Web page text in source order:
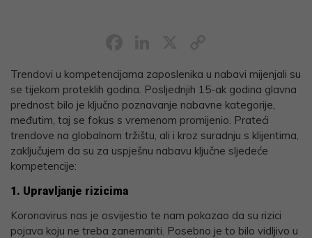
Link
Trendovi u kompetencijama zaposlenika u nabavi mijenjali su
se tijekom proteklih godina. Posljednjih 15-ak godina glavna
prednost bilo je ključno poznavanje nabavne kategorije,
međutim, taj se fokus s vremenom promijenio. Prateći
trendove na globalnom tržištu, ali i kroz suradnju s klijentima,
zaključujem da su za uspješnu nabavu ključne sljedeće
kompetencije:
1. Upravljanje rizicima
Koronavirus nas je osvijestio te nam pokazao da su rizici
pojava koju ne treba zanemariti. Posebno je to bilo vidljivo u